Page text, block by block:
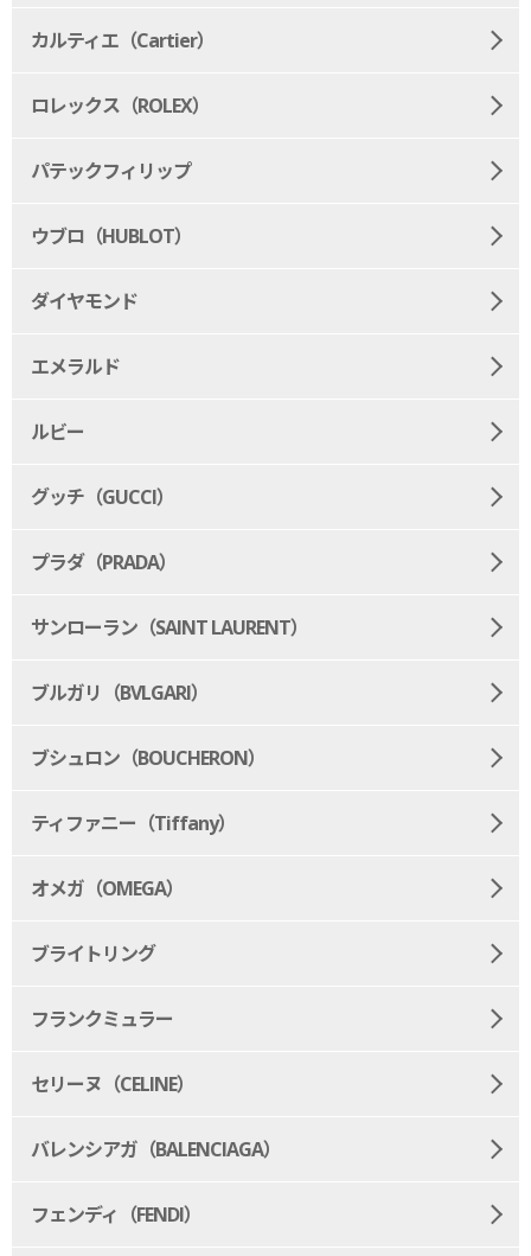
カルティエ（Cartier）
ロレックス（ROLEX）
パテックフィリップ
ウブロ（HUBLOT）
ダイヤモンド
エメラルド
ルビー
グッチ（GUCCI）
プラダ（PRADA）
サンローラン（SAINT LAURENT）
ブルガリ（BVLGARI）
ブシュロン（BOUCHERON）
ティファニー（Tiffany）
オメガ（OMEGA）
ブライトリング
フランクミュラー
セリーヌ（CELINE）
バレンシアガ（BALENCIAGA）
フェンディ（FENDI）